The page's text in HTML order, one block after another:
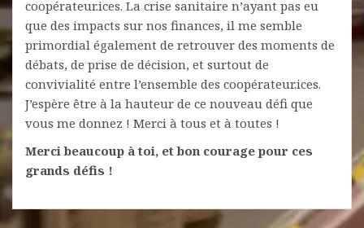
coopérateur.ices. La crise sanitaire n’ayant pas eu
que des impacts sur nos finances, il me semble
primordial également de retrouver des moments de
débats, de prise de décision, et surtout de
convivialité entre l’ensemble des coopérateur.ices.
J’espère être à la hauteur de ce nouveau défi que
vous me donnez ! Merci à tous et à toutes !
Merci beaucoup à toi, et bon courage pour ces
grands défis !